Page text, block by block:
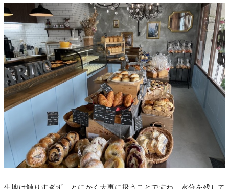
生地は触りすぎず、とにかく大事に扱うことですね。水分を残して